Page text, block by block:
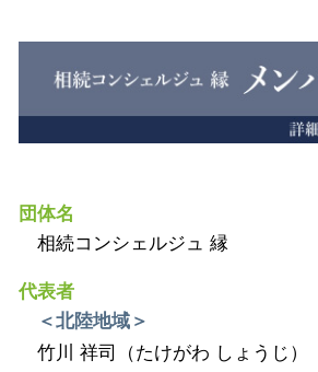
団体名
相続コンシェルジュ 縁
代表者
＜北陸地域＞
竹川 祥司（たけがわ しょうじ）